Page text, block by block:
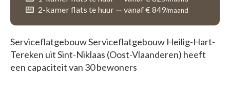
2-kamer flats te huur — vanaf € 849/maand
Serviceflatgebouw Serviceflatgebouw Heilig-Hart-
Tereken uit Sint-Niklaas (Oost-Vlaanderen) heeft
een capaciteit van 30 bewoners